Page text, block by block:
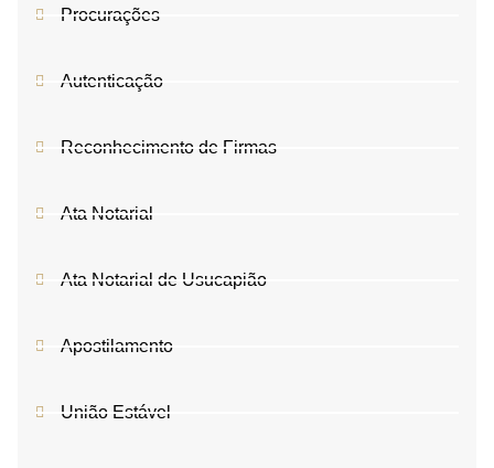
Procurações
Autenticação
Reconhecimento de Firmas
Ata Notarial
Ata Notarial de Usucapião
Apostilamento
União Estável